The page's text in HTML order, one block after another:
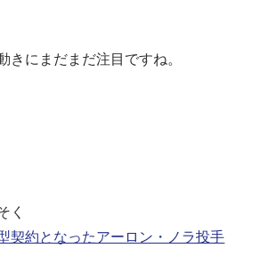
きにまだまだ注目ですね。
く
契約となったアーロン・ノラ投手